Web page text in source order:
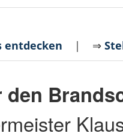
entdecken | ⇒